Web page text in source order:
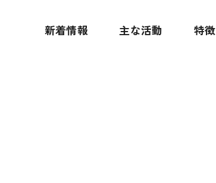
新着情報 主な活動 特徴